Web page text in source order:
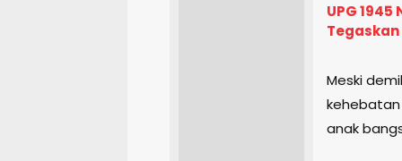
UPG 1945
Meski
anak